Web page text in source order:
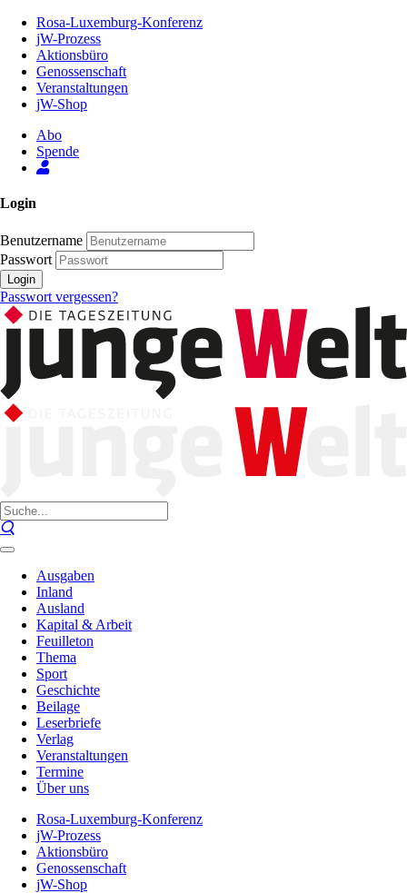
Inhalt
Seite
Rosa-Luxemburg-Konferenz
jW-Prozess
Aktionsbüro
Genossenschaft
Veranstaltungen
jW-Shop
Abo
Spende
Login
Benutzername
Passwort
Login
Passwort vergessen?
Ausgaben
Inland
Ausland
Kapital & Arbeit
Feuilleton
Thema
Sport
Geschichte
Beilage
Leserbriefe
Verlag
Veranstaltungen
Termine
Über uns
Rosa-Luxemburg-Konferenz
jW-Prozess
Aktionsbüro
Genossenschaft
jW-Shop